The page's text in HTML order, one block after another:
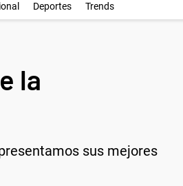
Deportes Trends
la
sus mejores